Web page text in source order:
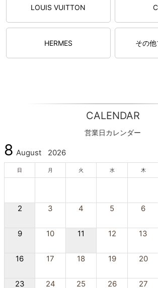
LOUIS VUITTON
HERMES その
CALENDAR
営業日カレンダー
8 August 2026
日 月 火 水 木
2 3 4 5 6
9 10 11 12 13
16 17 18 19 20
23 24 25 26 27